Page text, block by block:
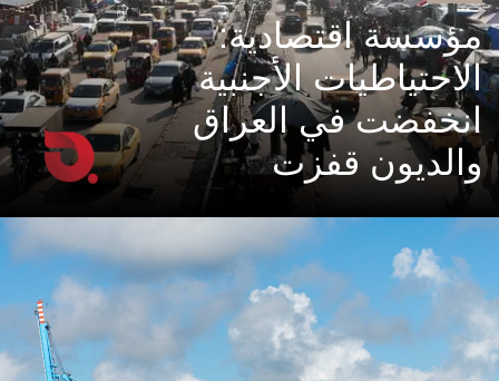
مؤسسة اقتصادية:
الاحتياطيات الأجنبية
انخفضت في العراق
والديون قفزت